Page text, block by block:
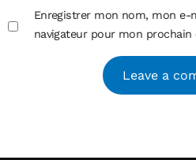
Enregistrer mon nom, mon e-
navigateur pour mon prochain